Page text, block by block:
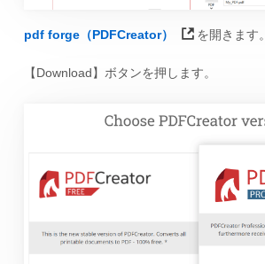
pdf forge（PDFCreator） を開きます。
【Download】ボタンを押します。